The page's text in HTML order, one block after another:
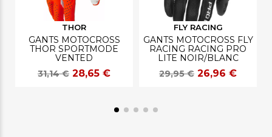
THOR
GANTS MOTOCROSS
THOR SPORTMODE
VENTED
31,14 € 28,65 €
FLY RACING
GANTS MOTOCROSS FLY
RACING RACING PRO
LITE NOIR/BLANC
29,95 € 26,96 €